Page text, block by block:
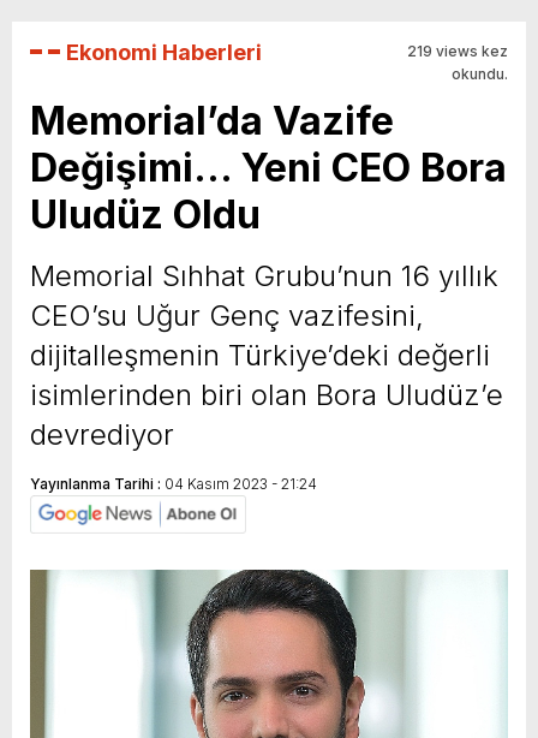
Ekonomi Haberleri
219 views kez
okundu.
Memorial’da Vazife
Değişimi… Yeni CEO Bora
Uludüz Oldu
Memorial Sıhhat Grubu’nun 16 yıllık
CEO’su Uğur Genç vazifesini,
dijitalleşmenin Türkiye’deki değerli
isimlerinden biri olan Bora Uludüz’e
devrediyor
Yayınlanma Tarihi : 04 Kasım 2023 - 21:24